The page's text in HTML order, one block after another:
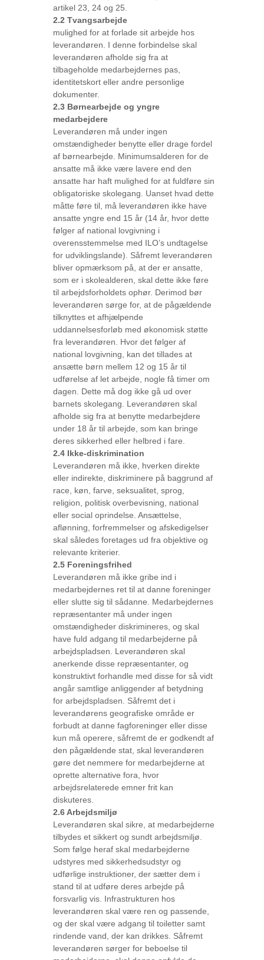
artikel 23, 24 og 25.
2.2 Tvangsarbejde
mulighed for at forlade sit arbejde hos
leverandøren. I denne forbindelse skal
leverandøren afholde sig fra at
tilbageholde medarbejdernes pas,
identitetskort eller andre personlige
dokumenter.
2.3 Børnearbejde og yngre
medarbejdere
Leverandøren må under ingen
omstændigheder benytte eller drage fordel
af børnearbejde. Minimumsalderen for de
ansatte må ikke være lavere end den
ansatte har haft mulighed for at fuldføre sin
obligatoriske skolegang. Uanset hvad dette
måtte føre til, må leverandøren ikke have
ansatte yngre end 15 år (14 år, hvor dette
følger af national lovgivning i
overensstemmelse med ILO’s undtagelse
for udviklingslande). Såfremt leverandøren
bliver opmærksom på, at der er ansatte,
som er i skolealderen, skal dette ikke føre
til arbejdsforholdets ophør. Derimod bør
leverandøren sørge for, at de pågældende
tilknyttes et afhjælpende
uddannelsesforløb med økonomisk støtte
fra leverandøren. Hvor det følger af
national lovgivning, kan det tillades at
ansætte børn mellem 12 og 15 år til
udførelse af let arbejde, nogle få timer om
dagen. Dette må dog ikke gå ud over
barnets skolegang. Leverandøren skal
afholde sig fra at benytte medarbejdere
under 18 år til arbejde, som kan bringe
deres sikkerhed eller helbred i fare.
2.4 Ikke-diskrimination
Leverandøren må ikke, hverken direkte
eller indirekte, diskriminere på baggrund af
race, køn, farve, seksualitet, sprog,
religion, politisk overbevisning, national
eller social oprindelse. Ansættelse,
aflønning, forfremmelser og afskedigelser
skal således foretages ud fra objektive og
relevante kriterier.
2.5 Foreningsfrihed
Leverandøren må ikke gribe ind i
medarbejdernes ret til at danne foreninger
eller slutte sig til sådanne. Medarbejdernes
repræsentanter må under ingen
omstændigheder diskrimineres, og skal
have fuld adgang til medarbejderne på
arbejdspladsen. Leverandøren skal
anerkende disse repræsentanter, og
konstruktivt forhandle med disse for så vidt
angår samtlige anliggender af betydning
for arbejdspladsen. Såfremt det i
leverandørens geografiske område er
forbudt at danne fagforeninger eller disse
kun må operere, såfremt de er godkendt af
den pågældende stat, skal leverandøren
gøre det nemmere for medarbejderne at
oprette alternative fora, hvor
arbejdsrelaterede emner frit kan
diskuteres.
2.6 Arbejdsmiljø
Leverandøren skal sikre, at medarbejderne
tilbydes et sikkert og sundt arbejdsmiljø.
Som følge heraf skal medarbejderne
udstyres med sikkerhedsudstyr og
udførlige instruktioner, der sætter dem i
stand til at udføre deres arbejde på
forsvarlig vis. Infrastrukturen hos
leverandøren skal være ren og passende,
og der skal være adgang til toiletter samt
rindende vand, der kan drikkes. Såfremt
leverandøren sørger for beboelse til